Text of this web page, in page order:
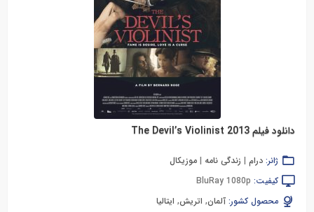
دانلود فیلم The Devil’s Violinist 2013
ژانر: درام | زندگی نامه | موزیکال
کیفیت: BluRay 1080p
محصول کشور: آلمان, اتریش, ایتالیا